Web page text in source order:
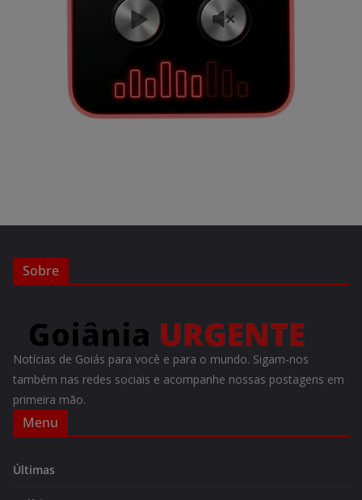
Sobre
Notícias de Goiás para você e para o mundo. Sigam-nos
também nas redes sociais e acompanhe nossas postagens em
primeira mão.
Menu
Últimas